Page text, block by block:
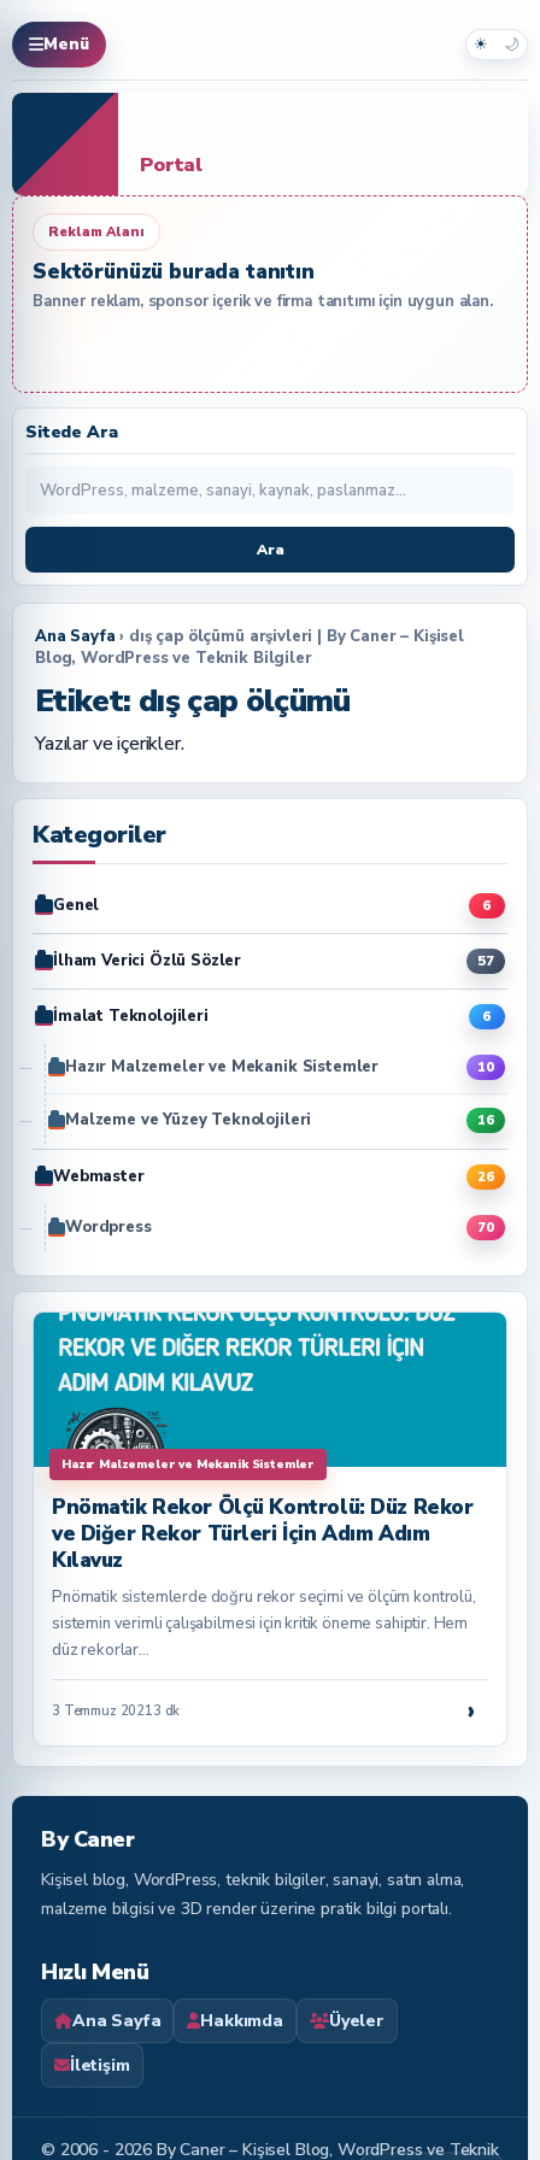
Menü ☀ 🌙
Portal
Reklam Alanı
Sektörünüzü burada tanıtın
Banner reklam, sponsor içerik ve firma tanıtımı için uygun alan.
Sitede Ara
Ara
Ana Sayfa › dış çap ölçümü arşivleri | By Caner – Kişisel
Blog, WordPress ve Teknik Bilgiler
Etiket: dış çap ölçümü
Yazılar ve içerikler.
Kategoriler
Genel 6
İlham Verici Özlü Sözler 57
İmalat Teknolojileri 6
Hazır Malzemeler ve Mekanik Sistemler 10
Malzeme ve Yüzey Teknolojileri 16
Webmaster 26
Wordpress 70
Hazır Malzemeler ve Mekanik Sistemler
Pnömatik Rekor Ölçü Kontrolü: Düz Rekor
ve Diğer Rekor Türleri İçin Adım Adım
Kılavuz
Pnömatik sistemlerde doğru rekor seçimi ve ölçüm kontrolü,
sistemin verimli çalışabilmesi için kritik öneme sahiptir. Hem
düz rekorlar…
3 Temmuz 20213 dk ›
By Caner
Kişisel blog, WordPress, teknik bilgiler, sanayi, satın alma,
malzeme bilgisi ve 3D render üzerine pratik bilgi portalı.
Hızlı Menü
Ana Sayfa Hakkımda
Üyeler
İletişim
© 2006 - 2026 By Caner – Kişisel Blog, WordPress ve Teknik